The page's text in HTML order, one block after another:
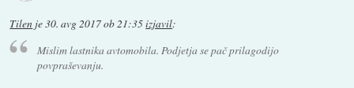
Tilen je30. avg 2017 ob 21:35izjavil:
Mislim lastnika avtomobila. Podjetja se pač prilagodijo
povpraševanju.